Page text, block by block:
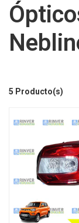
5 Producto(s)